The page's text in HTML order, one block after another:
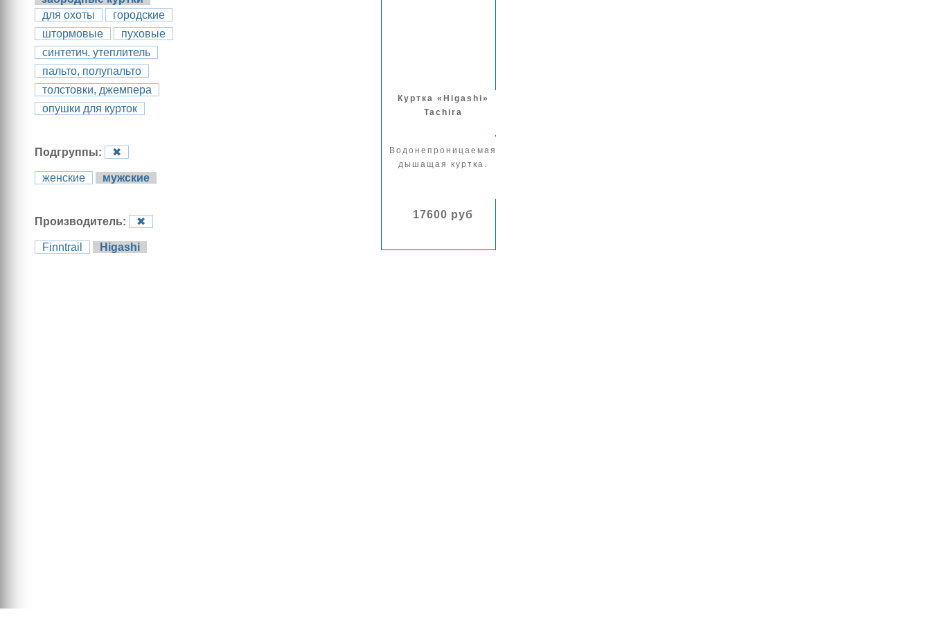
для охоты
городские
штормовые
пуховые
синтетич. утеплитель
пальто, полупальто
толстовки, джемпера
опушки для курток
Подгруппы: ✖
женские мужские
Производитель: ✖
Finntrail Higashi
Куртка «Higashi»
Tachira
Водонепроницаемая
дышащая куртка.
17600 руб